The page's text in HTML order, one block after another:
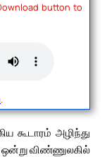
button to
.
கூடாரம் அழிந்து
ஒன்று விண்ணுலகில்